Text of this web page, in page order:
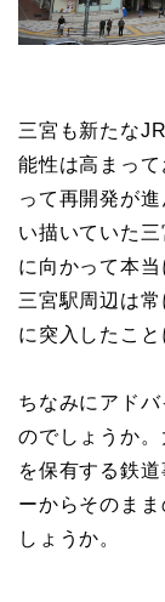
三宮も新たな
能性は高まっ
って再開発が
い描いていた
に向かって本
三宮駅周辺は
に突入したこと
ちなみにアド
のでしょうか
を保有する鉄
ーからそのま
しょうか。